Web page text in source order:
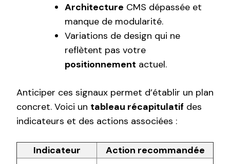
Architecture CMS dépassée et
manque de modularité.
Variations de design qui ne
reflètent pas votre
positionnement actuel.
Anticiper ces signaux permet d’établir un plan
concret. Voici un tableau récapitulatif des
indicateurs et des actions associées :
Indicateur
Action recommandée